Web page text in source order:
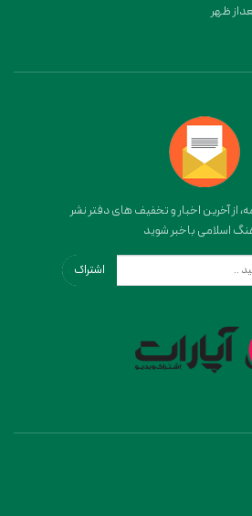
از آخرین اخبار و تخفیف های دفتر نشر
اسلامی باخبر شوید
اشتراک